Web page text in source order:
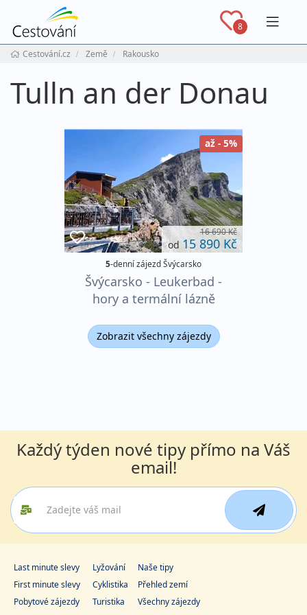
8
Cestování.cz Země Rakousko
Tulln an der Donau
až - 5%
16 690 Kč
od15 890 Kč
5-denní zájezd Švýcarsko
Švýcarsko - Leukerbad -
hory a termální lázně
Zobrazit všechny zájezdy
Každý týden nové tipy přímo na Váš
email!
Last minute slevy
First minute slevy
Pobytové zájezdy
Lyžování
Cyklistika
Turistika
Naše tipy
Přehled zemí
Všechny zájezdy